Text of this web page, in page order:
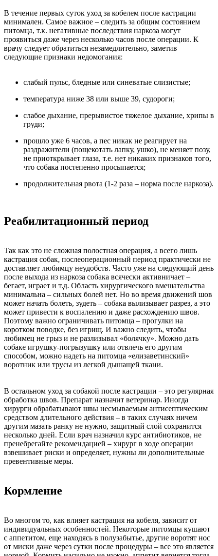
В течение первых суток уход за кобелем после кастрации
минимален. Самое важное – следить за общим состоянием
питомца, т.к. негативные последствия наркоза могут
проявиться даже через несколько часов после операции. К
врачу следует обратиться незамедлительно, заметив
следующие признаки недомогания:
слабый пульс, бледные или синеватые слизистые;
температура ниже 38 или выше 39, судороги;
слабое дыхание, прерывистое тяжелое дыхание, хрипы в
груди;
прошло уже 6 часов, а пес никак не реагирует на
раздражители (пощекотать лапку, ушко), не меняет позу,
не приоткрывает глаза, т.е. нет никаких признаков того,
что собака постепенно просыпается;
продолжительная рвота (1-2 раза – норма после наркоза).
Реабилитационный период
Так как это не сложная полостная операция, а всего лишь
кастрация собак, послеоперационный период практически не
доставляет любимцу неудобств. Часто уже на следующий день
после выхода из наркоза собака всячески активничает –
бегает, играет и т.д. Область хирургического вмешательства
минимальна – сильных болей нет. Но во время движений шов
может начать болеть, зудеть – собака вылизывает разрез, а это
может привести к воспалению и даже расхождению швов.
Поэтому важно ограничивать питомца – прогулки на
коротком поводке, без игрищ. И важно следить, чтобы
любимец не грыз и не разлизывал «болячку». Можно дать
собаке игрушку-погрызушку или отвлечь его другим
способом, можно надеть на питомца «елизаветинский»
воротник или трусы из легкой дышащей ткани.
В остальном уход за собакой после кастрации – это регулярная
обработка швов. Препарат назначит ветеринар. Иногда
хирурги обрабатывают швы несмываемым антисептическим
средством длительного действия – в таких случаях ничем
другим мазать ранку не нужно, защитный слой сохранится
несколько дней. Если врач назначил курс антибиотиков, не
пренебрегайте рекомендацией – хирург в ходе операции
взвешивает риски и определяет, нужны ли дополнительные
превентивные меры.
Кормление
Во многом то, как влияет кастрация на кобеля, зависит от
индивидуальных особенностей. Некоторые питомцы кушают
с аппетитом, еще находясь в полузабытье, другие воротят нос
от миски даже через сутки после процедуры – все это является